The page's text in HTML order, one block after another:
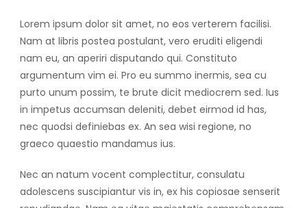
Lorem ipsum dolor sit amet, no eos verterem facilisi.
Nam at libris postea postulant, vero eruditi eligendi
nam eu, an aperiri disputando qui. Constituto
argumentum vim ei. Pro eu summo inermis, sea cu
purto unum possim, te brute dicit mediocrem sed. Ius
in impetus accumsan deleniti, debet eirmod id has,
nec quodsi definiebas ex. An sea wisi regione, no
graeco quaestio mandamus ius.
Nec an natum vocent complectitur, consulatu
adolescens suscipiantur vis in, ex his copiosae senserit